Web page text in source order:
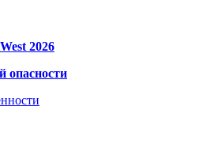
2026
опасности